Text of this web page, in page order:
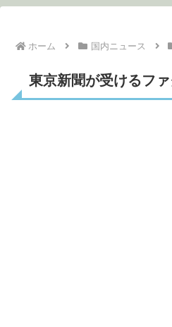
ホーム 国内ニュース
東京新聞が受けるフ